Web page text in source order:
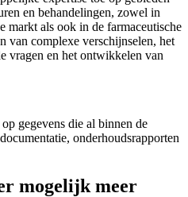
en behandelingen, zowel in
markt als ook in de farmaceutische
van complexe verschijnselen, het
vragen en het ontwikkelen van
gegevens die al binnen de
onderhoudsrapporten
mogelijk meer